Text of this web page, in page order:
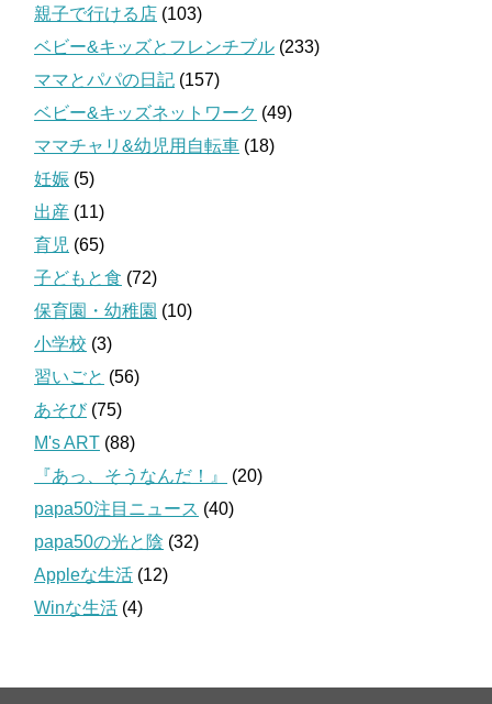
親子で行ける店 (103)
ベビー&キッズとフレンチブル (233)
ママとパパの日記 (157)
ベビー&キッズネットワーク (49)
ママチャリ&幼児用自転車 (18)
妊娠 (5)
出産 (11)
育児 (65)
子どもと食 (72)
保育園・幼稚園 (10)
小学校 (3)
習いごと (56)
あそび(75)
M's ART (88)
『あっ、そうなんだ！』
(20)
papa50注目ニュース (40)
papa50の光と陰 (32)
Appleな生活 (12)
Winな生活 (4)